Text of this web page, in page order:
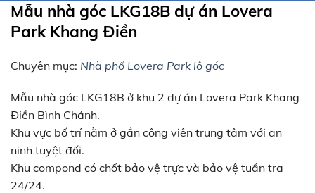
Mẫu nhà góc LKG18B dự án Lovera
Park Khang Điền
Chuyên mục: Nhà phố Lovera Park lô góc
Mẫu nhà góc LKG18B ở khu 2 dự án Lovera Park Khang
Điền Bình Chánh.
Khu vực bố trí nằm ở gần công viên trung tâm với an
ninh tuyệt đối.
Khu compond có chốt bảo vệ trực và bảo vệ tuần tra
24/24.